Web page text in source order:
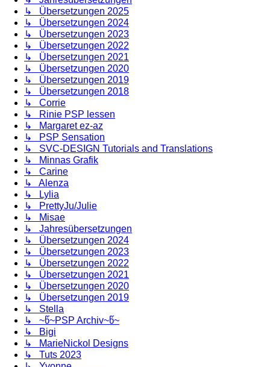
↳ Übersetzungen 2025
↳ Übersetzungen 2024
↳ Übersetzungen 2023
↳ Übersetzungen 2022
↳ Übersetzungen 2021
↳ Übersetzungen 2020
↳ Übersetzungen 2019
↳ Übersetzungen 2018
↳ Corrie
↳ Rinie PSP lessen
↳ Margaret ez-az
↳ PSP Sensation
↳ SVC-DESIGN Tutorials and Translations
↳ Minnas Grafik
↳ Carine
↳ Alenza
↳ Lylia
↳ PrettyJu/Julie
↳ Misae
↳ Jahresübersetzungen
↳ Übersetzungen 2024
↳ Übersetzungen 2023
↳ Übersetzungen 2022
↳ Übersetzungen 2021
↳ Übersetzungen 2020
↳ Übersetzungen 2019
↳ Stella
↳ ~წ~PSP Archiv~წ~
↳ Bigi
↳ MarieNickol Designs
↳ Tuts 2023